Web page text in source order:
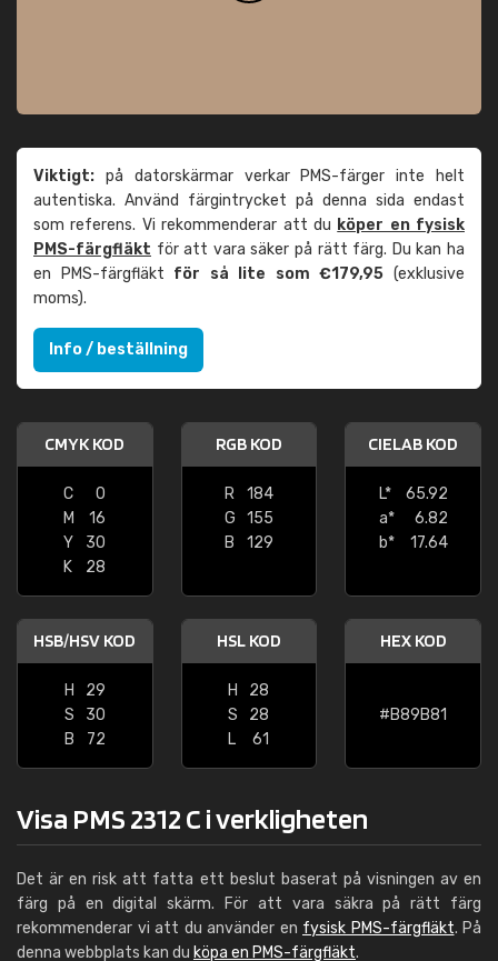
Viktigt: på datorskärmar verkar PMS-färger inte helt
autentiska. Använd färgintrycket på denna sida endast
som referens. Vi rekommenderar att du köper en fysisk
PMS-färgfläkt för att vara säker på rätt färg. Du kan ha
en PMS-färgfläkt för så lite som €179,95 (exklusive
moms).
Info / beställning
CMYK KOD
C
0
M
16
Y
30
K
28
RGB KOD
R
184
G
155
B
129
CIELAB KOD
L*
65.92
a*
6.82
b*
17.64
HSB/HSV KOD
H
29
S
30
B
72
HSL KOD
H
28
S
28
L
61
HEX KOD
#B89B81
Visa PMS 2312 C i verkligheten
Det är en risk att fatta ett beslut baserat på visningen av en
färg på en digital skärm. För att vara säkra på rätt färg
rekommenderar vi att du använder en fysisk PMS-färgfläkt. På
denna webbplats kan du köpa en PMS-färgfläkt.